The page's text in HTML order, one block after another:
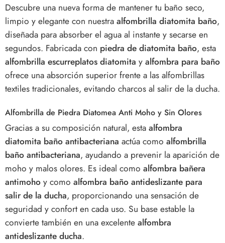
Descubre una nueva forma de mantener tu baño seco,
limpio y elegante con nuestraalfombrilla diatomita baño,
diseñada para absorber el agua al instante y secarse en
segundos. Fabricada con piedra de diatomita baño, esta
alfombrilla escurreplatos diatomita yalfombra para baño
ofrece una absorción superior frente a las alfombrillas
textiles tradicionales, evitando charcos al salir de la ducha.
Alfombrilla de Piedra Diatomea Anti Moho y Sin Olores
Gracias a su composición natural, estaalfombra
diatomita baño antibacteriana actúa como alfombrilla
baño antibacteriana, ayudando a prevenir la aparición de
moho y malos olores. Es ideal como alfombra bañera
antimohoy como alfombra baño antideslizante para
salir de la ducha, proporcionando una sensación de
seguridad y confort en cada uso. Su base estable la
convierte también en una excelentealfombra
antideslizante ducha.